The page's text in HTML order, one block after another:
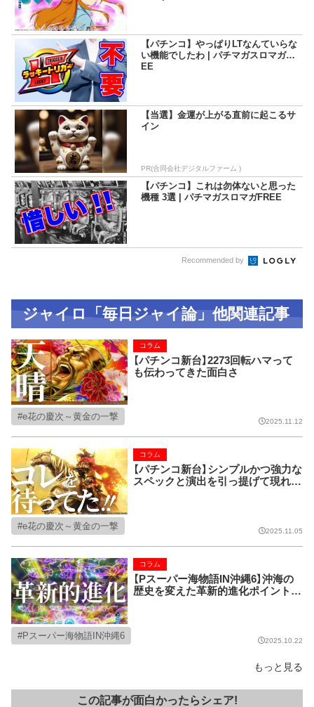
【パチンコ】やっぱりLTなんていらな
い機能でしたわ | パチマガスロマガFR
EE
【当選】金運が上がる直前に起こるサ
イン
PR(合同会社デジタルファーム )
【パチンコ】これは勿体ないと思った
機種 3選 | パチマガスロマガFREE
Recommended by
ジャイロ「毎日ジャイ論」他関連記事
【パチンコ新台】2273回転ハマって
も伝わってきた面白さ
コラム
e花の慶次～黄金の一撃 2025.11.12
【パチンコ新台】シンプルかつ強力な
スペックと演出を引っ提げて現れ
コラム
e花の慶次～黄金の一撃 2025.11.05
【Pスーパー海物語IN沖縄6】沖海の
歴史を変えた革新的進化ポイントを
コラム
Pスーパー海物語IN沖縄6 2025.10.22
もっと見る
この記事が面白かったらシェア!